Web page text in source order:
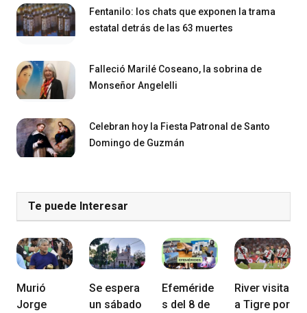
Fentanilo: los chats que exponen la trama
estatal detrás de las 63 muertes
Falleció Marilé Coseano, la sobrina de
Monseñor Angelelli
Celebran hoy la Fiesta Patronal de Santo
Domingo de Guzmán
Te puede Interesar
Murió
Jorge
Se espera
un sábado
Efeméride
s del 8 de
River visita
a Tigre por